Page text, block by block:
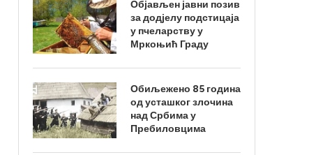
Објављен јавни позив
за додјелу подстицаја
у пчеларству у
Мркоњић Граду
Обиљежено 85 година
од усташког злочина
над Србима у
Пребиловцима